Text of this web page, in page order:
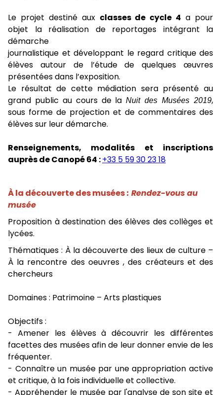
Le projet destiné aux classes de cycle 4 a pour
objet la réalisation de reportages intégrant la
démarche
journalistique et développant le regard critique des
élèves autour de l’étude de quelques œuvres
présentées dans l’exposition.
Le résultat de cette médiation sera présenté au
grand public au cours de laNuit des Musées 2019,
sous forme de projection et de commentaires des
élèves sur leur démarche.
Renseignements, modalités et inscriptions
auprès de Canopé 64 :+33 5 59 30 23 18
À la découverte des musées: Rendez-vous au
musée
Proposition à destination des élèves des collèges et
lycées.
Thématiques : À la découverte des lieux de culture –
À la rencontre des oeuvres , des créateurs et des
chercheurs
Domaines : Patrimoine – Arts plastiques
Objectifs :
- Amener les élèves à découvrir les différentes
facettes des musées afin de leur donner envie de les
fréquenter.
- Connaître un musée par une appropriation active
et critique, à la fois individuelle et collective.
- Appréhender le musée par l'analyse de son site et